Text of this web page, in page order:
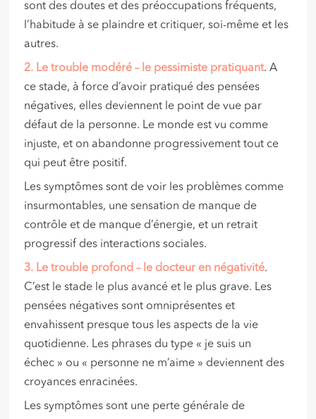
sont des doutes et des préoccupations fréquents,
l’habitude à se plaindre et critiquer, soi-même et les
autres.
2. Letrouble modéré – le pessimiste pratiquant. A
ce stade, à force d’avoir pratiqué des pensées
négatives, elles deviennent le point de vue par
défaut de la personne. Le monde est vu comme
injuste, et on abandonne progressivement tout ce
qui peut être positif.
Les symptômes sont de voir les problèmes comme
insurmontables, une sensation de manque de
contrôle et de manque d’énergie, et un retrait
progressif des interactions sociales.
3. Letrouble profond – le docteur en négativité.
C’est le stade le plus avancé et le plus grave. Les
pensées négatives sont omniprésentes et
envahissent presque tous les aspects de la vie
quotidienne. Les phrases du type « je suis un
échec » ou « personne ne m’aime » deviennent des
croyances enracinées.
Les symptômes sont une perte générale de